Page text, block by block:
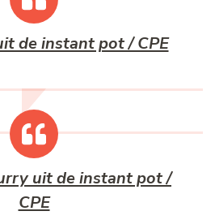
de instant pot / CPE
uit de instant pot /
CPE